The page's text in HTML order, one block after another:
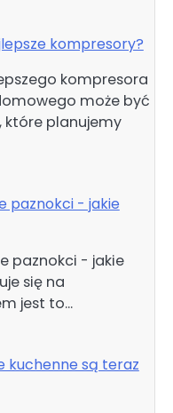
kompresory?
kompresora
może być
które planujemy
paznokci - jakie
paznokci - jakie
się na
jest to…
kuchenne są teraz